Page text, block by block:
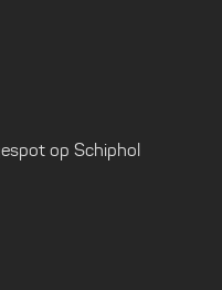
op Schiphol